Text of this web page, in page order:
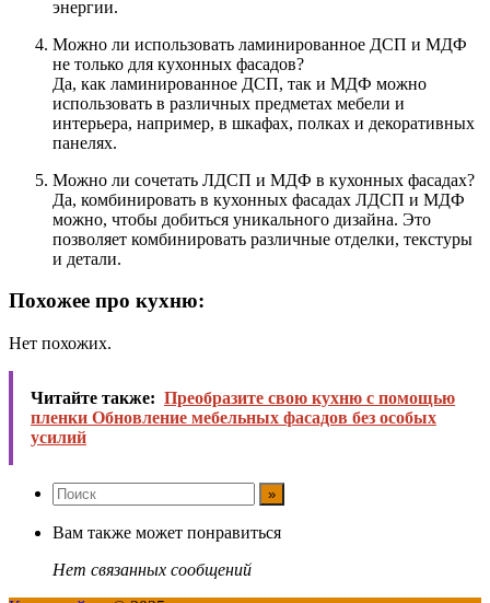
энергии.
Можно ли использовать ламинированное ДСП и МДФ
не только для кухонных фасадов?
Да, как ламинированное ДСП, так и МДФ можно
использовать в различных предметах мебели и
интерьера, например, в шкафах, полках и декоративных
панелях.
Можно ли сочетать ЛДСП и МДФ в кухонных фасадах?
Да, комбинировать в кухонных фасадах ЛДСП и МДФ
можно, чтобы добиться уникального дизайна. Это
позволяет комбинировать различные отделки, текстуры
и детали.
Похожее про кухню:
Нет похожих.
Читайте также: Преобразите свою кухню с помощью
пленки Обновление мебельных фасадов без особых
усилий
Вам также может понравиться
Нет связанных сообщений